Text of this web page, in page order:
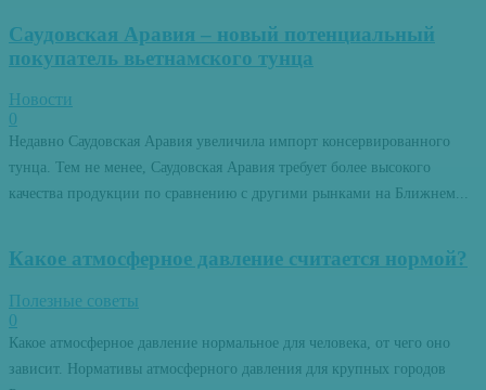
Саудовская Аравия – новый потенциальный
покупатель вьетнамского тунца
Новости
0
Недавно Саудовская Аравия увеличила импорт консервированного
тунца. Тем не менее, Саудовская Аравия требует более высокого
качества продукции по сравнению с другими рынками на Ближнем...
Какое атмосферное давление считается нормой?
Полезные советы
0
Какое атмосферное давление нормальное для человека, от чего оно
зависит. Нормативы атмосферного давления для крупных городов